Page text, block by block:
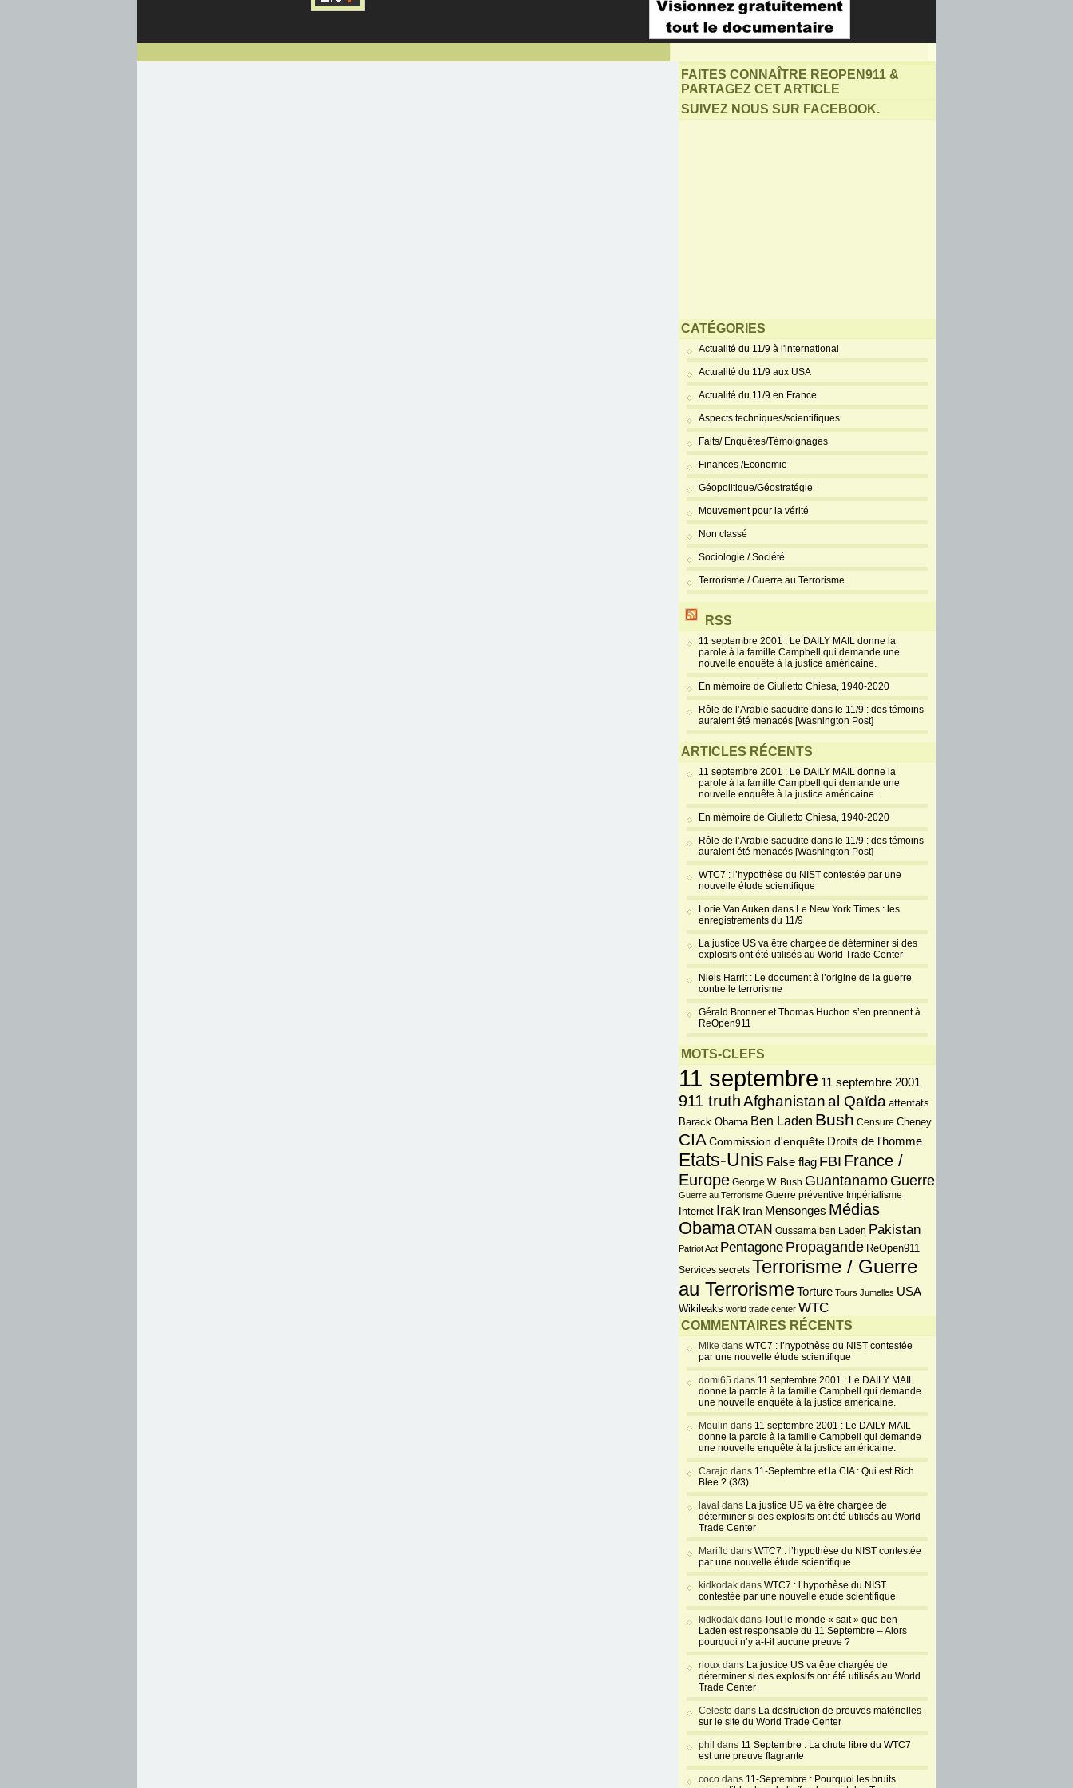
FAITES CONNAÎTRE REOPEN911 &
PARTAGEZ CET ARTICLE
SUIVEZ NOUS SUR FACEBOOK.
CATÉGORIES
Actualité du 11/9 à l'international
Actualité du 11/9 aux USA
Actualité du 11/9 en France
Aspects techniques/scientifiques
Faits/ Enquêtes/Témoignages
Finances /Economie
Géopolitique/Géostratégie
Mouvement pour la vérité
Non classé
Sociologie / Société
Terrorisme / Guerre au Terrorisme
RSS
11 septembre 2001 : Le DAILY MAIL donne la
parole à la famille Campbell qui demande une
nouvelle enquête à la justice américaine.
En mémoire de Giulietto Chiesa, 1940-2020
Rôle de l’Arabie saoudite dans le 11/9 : des témoins
auraient été menacés [Washington Post]
ARTICLES RÉCENTS
11 septembre 2001 : Le DAILY MAIL donne la
parole à la famille Campbell qui demande une
nouvelle enquête à la justice américaine.
En mémoire de Giulietto Chiesa, 1940-2020
Rôle de l’Arabie saoudite dans le 11/9 : des témoins
auraient été menacés [Washington Post]
WTC7 : l’hypothèse du NIST contestée par une
nouvelle étude scientifique
Lorie Van Auken dans Le New York Times : les
enregistrements du 11/9
La justice US va être chargée de déterminer si des
explosifs ont été utilisés au World Trade Center
Niels Harrit : Le document à l’origine de la guerre
contre le terrorisme
Gérald Bronner et Thomas Huchon s’en prennent à
ReOpen911
MOTS-CLEFS
11 septembre 11 septembre 2001
911 truthAfghanistanal Qaïda attentats
Barack Obama Ben Laden Bush Censure Cheney
CIA Commission d'enquête Droits de l'homme
Etats-Unis False flag FBI France /
Europe George W. Bush Guantanamo Guerre
Guerre au Terrorisme Guerre préventive Impérialisme
Internet Irak Iran Mensonges Médias
ObamaOTAN Oussama ben Laden Pakistan
Patriot Act Pentagone Propagande ReOpen911
Services secrets Terrorisme / Guerre
au TerrorismeTorture Tours Jumelles USA
Wikileaks world trade center WTC
COMMENTAIRES RÉCENTS
Mike dans WTC7 : l’hypothèse du NIST contestée
par une nouvelle étude scientifique
domi65 dans 11 septembre 2001 : Le DAILY MAIL
donne la parole à la famille Campbell qui demande
une nouvelle enquête à la justice américaine.
Moulin dans 11 septembre 2001 : Le DAILY MAIL
donne la parole à la famille Campbell qui demande
une nouvelle enquête à la justice américaine.
Carajo dans 11-Septembre et la CIA : Qui est Rich
Blee ? (3/3)
laval dans La justice US va être chargée de
déterminer si des explosifs ont été utilisés au World
Trade Center
Mariflo dans WTC7 : l’hypothèse du NIST contestée
par une nouvelle étude scientifique
kidkodak dans WTC7 : l’hypothèse du NIST
contestée par une nouvelle étude scientifique
kidkodak dans Tout le monde « sait » que ben
Laden est responsable du 11 Septembre – Alors
pourquoi n’y a-t-il aucune preuve ?
rioux dans La justice US va être chargée de
déterminer si des explosifs ont été utilisés au World
Trade Center
Celeste dans La destruction de preuves matérielles
sur le site du World Trade Center
phil dans 11 Septembre : La chute libre du WTC7
est une preuve flagrante
coco dans 11-Septembre : Pourquoi les bruits